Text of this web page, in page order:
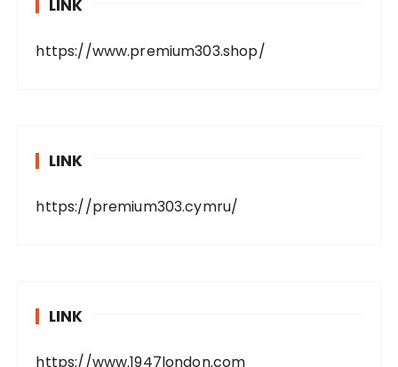
LINK
https://www.premium303.shop/
LINK
https://premium303.cymru/
LINK
https://www.1947london.com